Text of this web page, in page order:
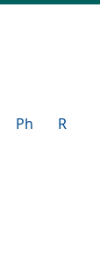
Ph R